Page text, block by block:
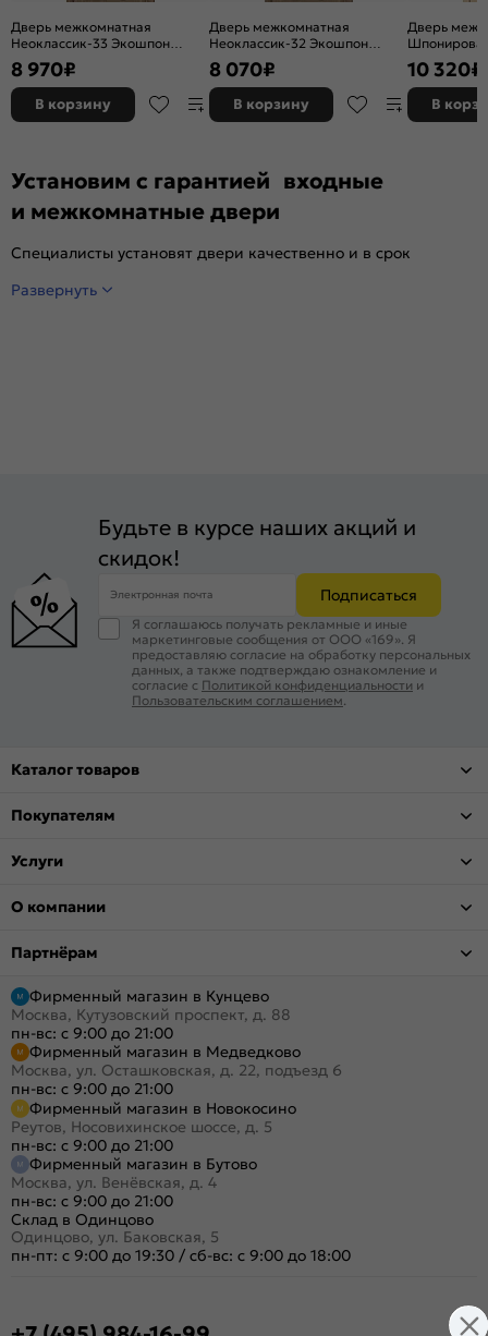
Дверь межкомнатная
Неоклассик-33 Экошпон
Original Oak, остекленная,
white сrystal, кромка нет,
филенчатая
8 970₽
В корзину
Дверь межкомнатная
Неоклассик-32 Экошпон
Original Oak, глухая, кромка
нет, филенчатая
8 070₽
В корзину
Дверь
щитовая
10 320₽
В
Установим с гарантией входные
и межкомнатные двери
Специалисты установят двери качественно и в срок
Развернуть
Будьте в курсе наших акций и
скидок!
Электронная почта Подписаться
Я соглашаюсь получать рекламные и иные
маркетинговые сообщения от ООО «169». Я
предоставляю согласие на обработку персональных
данных, а также подтверждаю ознакомление и
согласие с Политикой конфиденциальности и
Пользовательским соглашением
Каталог товаров
Покупателям
Услуги
О компании
Партнёрам
Фирменный магазин в Кунцево
Москва, Кутузовский проспект, д. 88
пн-вс: с 9:00 до 21:00
Фирменный магазин в Медведково
Москва, ул. Осташковская, д. 22, подъезд 6
пн-вс: с 9:00 до 21:00
Фирменный магазин в Новокосино
Реутов, Носовихинское шоссе, д. 5
пн-вс: с 9:00 до 21:00
Фирменный магазин в Бутово
Москва, ул. Венёвская, д. 4
пн-вс: с 9:00 до 21:00
Склад в Одинцово
Одинцово, ул. Баковская, 5
пн-пт: с 9:00 до 19:30 / сб-вс: с 9:00 до 18:00